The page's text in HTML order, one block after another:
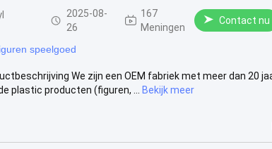
2025-08-
26
167
Meningen
Contact nu
speelgoed
We zijn een OEM fabriek met meer dan 20
plastic producten (figuren, ...
Bekijk meer